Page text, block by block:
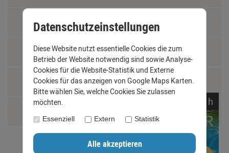
Fachbegriffe
Jobs
Montage und Installationshilfen
h
Datenschutzeinstellungen
Diese Website nutzt essentielle Cookies die zum
Betrieb der Website notwendig sind sowie Analyse-
Cookies für die Website-Statistik und Externe
Cookies für das anzeigen von Google Maps Karten.
Bitte wählen Sie, welche Cookies Sie zulassen
möchten.
Essenziell Extern Statistik